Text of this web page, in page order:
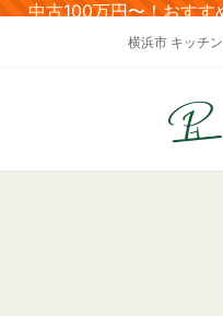
中古100万円〜！おすす
横浜市 キッチ